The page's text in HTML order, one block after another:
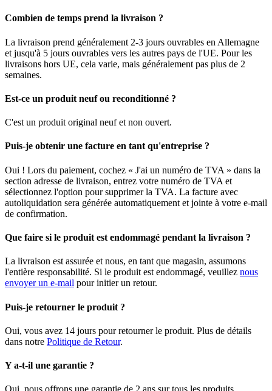
Combien de temps prend la livraison ?
La livraison prend généralement 2-3 jours ouvrables en Allemagne
et jusqu'à 5 jours ouvrables vers les autres pays de l'UE. Pour les
livraisons hors UE, cela varie, mais généralement pas plus de 2
semaines.
Est-ce un produit neuf ou reconditionné ?
C'est un produit original neuf et non ouvert.
Puis-je obtenir une facture en tant qu'entreprise ?
Oui ! Lors du paiement, cochez « J'ai un numéro de TVA » dans la
section adresse de livraison, entrez votre numéro de TVA et
sélectionnez l'option pour supprimer la TVA. La facture avec
autoliquidation sera générée automatiquement et jointe à votre e-mail
de confirmation.
Que faire si le produit est endommagé pendant la livraison ?
La livraison est assurée et nous, en tant que magasin, assumons
l'entière responsabilité. Si le produit est endommagé, veuillez nous
envoyer un e-mail pour initier un retour.
Puis-je retourner le produit ?
Oui, vous avez 14 jours pour retourner le produit. Plus de détails
dans notre Politique de Retour.
Y a-t-il une garantie ?